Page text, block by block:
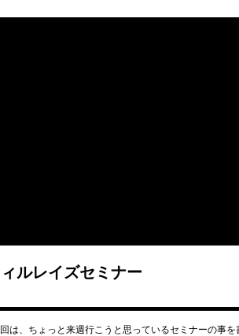
ルレイズセミナー
は、ちょっと来週行こうと思っているセミナーの事を